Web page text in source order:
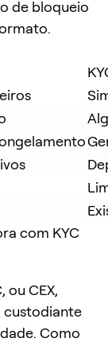
de bloqueio
com KYC
ou CEX,
custodiante
Como